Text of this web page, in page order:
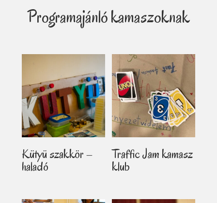
Programajánló kamaszoknak
Kütyü szakkör –
haladó
Traffic Jam kamasz
klub